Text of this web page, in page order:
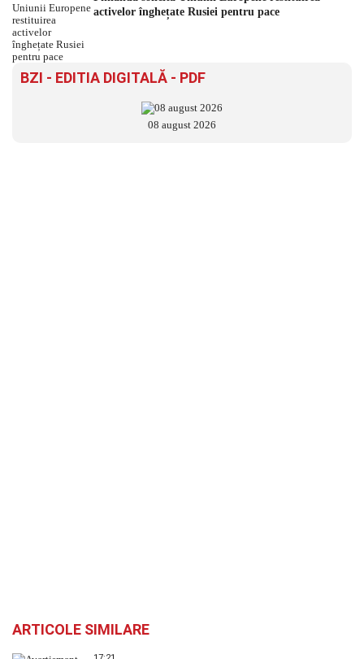
activelor înghețate Rusiei pentru pace
BZI - EDITIA DIGITALĂ - PDF
08 august 2026
ARTICOLE SIMILARE